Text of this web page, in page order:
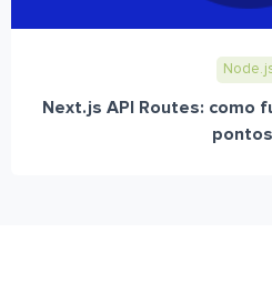
Next.js API Routes: como